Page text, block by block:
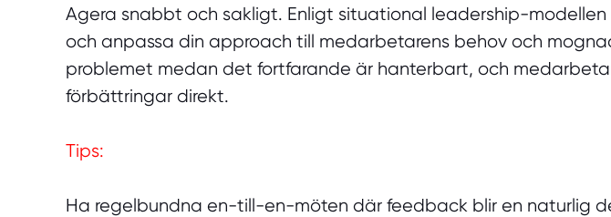
Agera snabbt och sakligt. Enligt situational leadership-
och anpassa din approach till medarbetarens behov och
problemet medan det fortfarande är hanterbart, och
förbättringar direkt.
Tips:
Ha regelbundna en-till-en-möten där feedback blir en naturlig